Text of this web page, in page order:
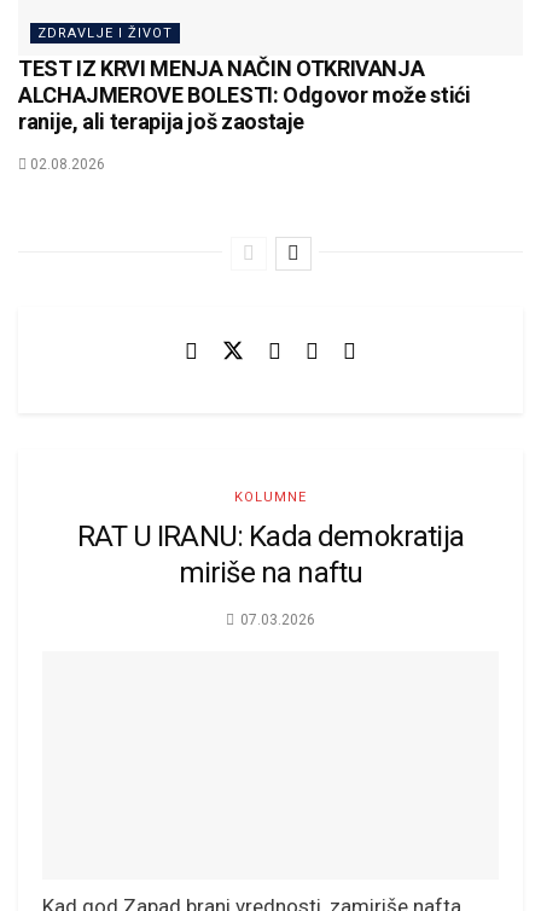
ZDRAVLJE I ŽIVOT
TEST IZ KRVI MENJA NAČIN OTKRIVANJA
ALCHAJMEROVE BOLESTI: Odgovor može stići
ranije, ali terapija još zaostaje
02.08.2026
KOLUMNE
RAT U IRANU: Kada demokratija
miriše na naftu
07.03.2026